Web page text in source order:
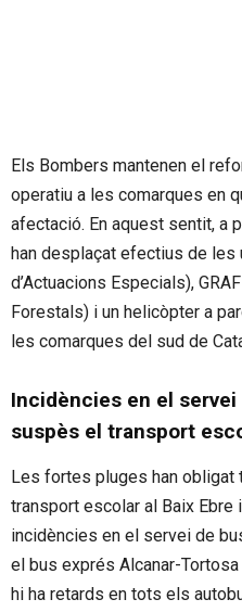
Els Bombers mantenen el
operatiu a les comarques en
afectació. En aquest sentit, a
han desplaçat efectius de les
d’Actuacions Especials),
Forestals) i un helicòpter a
les comarques del sud de
Incidències en el
suspès el transport
Les fortes pluges han obligat
transport escolar al Baix Ebre
incidències en el servei de
el bus exprés Alcanar-
hi ha retards en tots els